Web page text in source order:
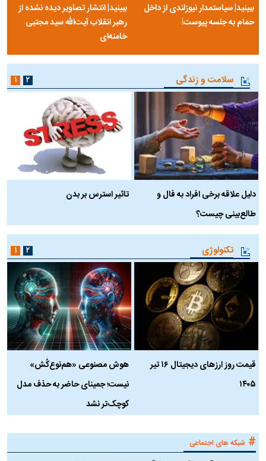
ببینید| سیاستمدار نیوزلندی از داخل
حمام به جلسه پیوست!
ببینید| انتشار تصاویر دیده نشده از
رهبر انقلاب آیت‌الله سید مجتبی
خامنه‌ای
سلامت و زندگی
دلیل علاقه برخی افراد به فال و
طالع‌بینی چیست؟
تاثیر استرس بر بدن
۱ ۲
تکنولوژی
قیمت روز ارز‌های دیجیتال ۱۶ تیر
۱۴۰۵
هوش مصنوعی «هم‌نوع‌کُش»
نیست؛ جمینای حاضر به حذف مدل
کوچک‌تر نشد
۱ ۲
# شبکه های اجتماعی